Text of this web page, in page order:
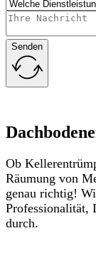
Senden
Ob
Räumung von
genau richtig!
Professionalität,
durch.